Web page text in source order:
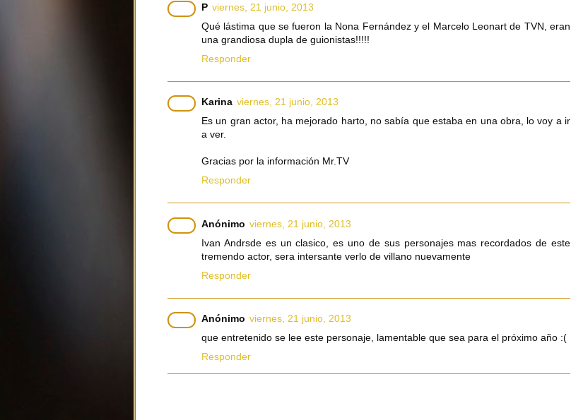
P viernes, 21 junio, 2013
Qué lástima que se fueron la Nona Fernández y el Marcelo Leonart de TVN, eran
una grandiosa dupla de guionistas!!!!!
Responder
Karina viernes, 21 junio, 2013
Es un gran actor, ha mejorado harto, no sabía que estaba en una obra, lo voy a ir
a ver.
Gracias por la información Mr.TV
Responder
Anónimo viernes, 21 junio, 2013
Ivan Andrsde es un clasico, es uno de sus personajes mas recordados de este
tremendo actor, sera intersante verlo de villano nuevamente
Responder
Anónimo viernes, 21 junio, 2013
que entretenido se lee este personaje, lamentable que sea para el próximo año :(
Responder